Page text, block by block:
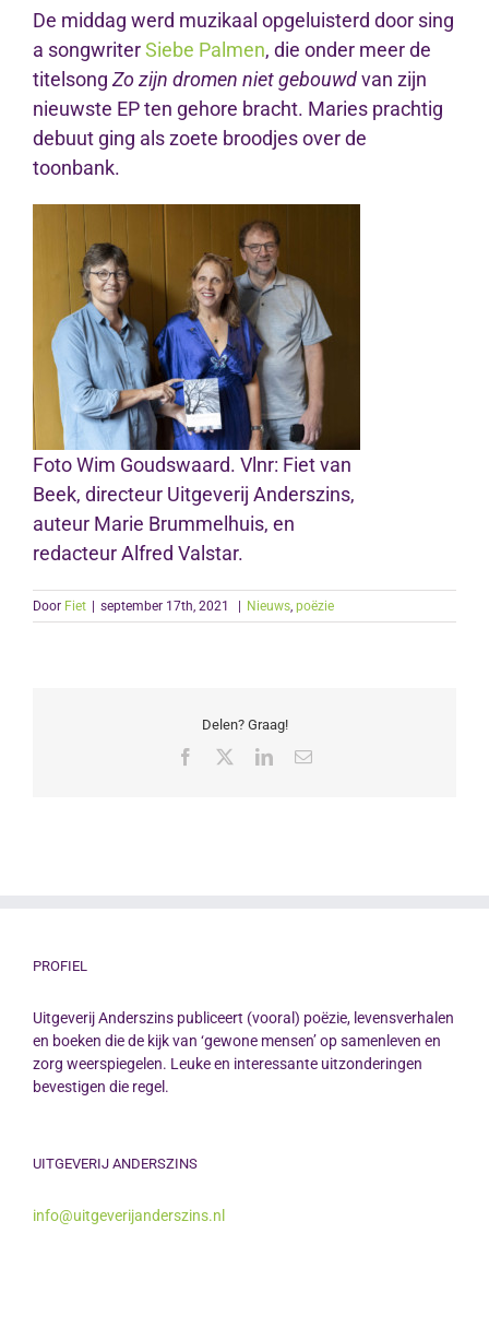
De middag werd muzikaal opgeluisterd door sing
a songwriterSiebe Palmen, die onder meer de
titelsong Zo zijn dromen niet gebouwdvan zijn
nieuwste EP ten gehore bracht. Maries prachtig
debuut ging als zoete broodjes over de
toonbank.
Foto Wim Goudswaard. Vlnr: Fiet van
Beek, directeur Uitgeverij Anderszins,
auteur Marie Brummelhuis, en
redacteur Alfred Valstar.
Door Fiet september 17th, 2021 Nieuws, poëzie
Delen? Graag!
Facebook LinkedIn
E-
PROFIEL
Uitgeverij Anderszins publiceert (vooral) poëzie, levensverhalen
en boeken die de kijk van ‘gewone mensen’ op samenleven en
zorg weerspiegelen. Leuke en interessante uitzonderingen
bevestigen die regel.
UITGEVERIJ ANDERSZINS
info@uitgeverijanderszins.nl